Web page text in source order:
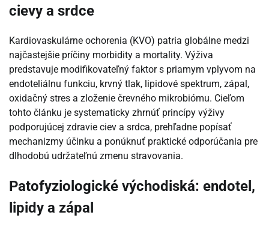
cievy a srdce
Kardiovaskulárne ochorenia (KVO) patria globálne medzi
najčastejšie príčiny morbidity a mortality. Výživa
predstavuje modifikovateľný faktor s priamym vplyvom na
endoteliálnu funkciu, krvný tlak, lipidové spektrum, zápal,
oxidačný stres a zloženie črevného mikrobiómu. Cieľom
tohto článku je systematicky zhrnúť princípy výživy
podporujúcej zdravie ciev a srdca, prehľadne popísať
mechanizmy účinku a ponúknuť praktické odporúčania pre
dlhodobú udržateľnú zmenu stravovania.
Patofyziologické východiská: endotel,
lipidy a zápal